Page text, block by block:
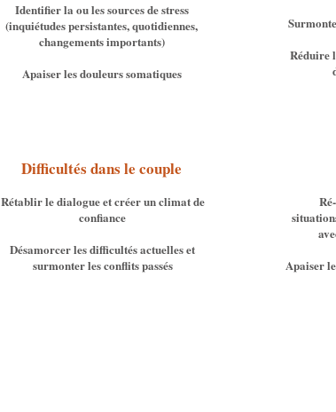
Identifier la ou les sources de stress
(inquiétudes persistantes, quotidiennes,
changements importants)
​Apaiser les douleurs somatiques
Réduire
Rétablir le dialogue et créer un climat de
confiance
Désamorcer les difficultés actuelles et
surmonter les conflits passés
Difficultés dans le couple
Apaiser